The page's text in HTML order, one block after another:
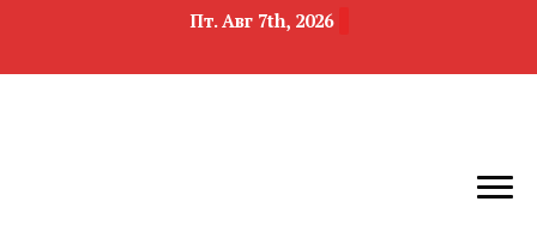
Пт. Авг 7th, 2026